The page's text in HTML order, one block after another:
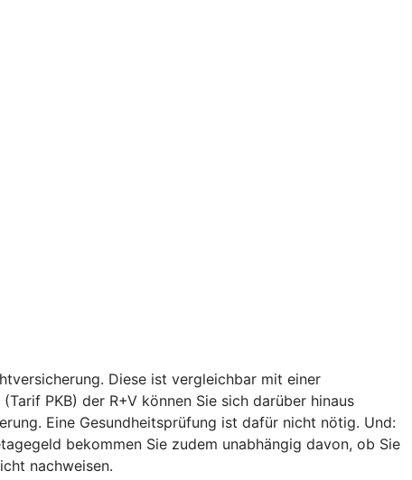
Diese ist vergleichbar mit einer
PKB) der R+V können Sie sich darüber hinaus
Eine Gesundheitsprüfung ist dafür nicht nötig. Und:
bekommen Sie zudem unabhängig davon, ob Sie
nachweisen.